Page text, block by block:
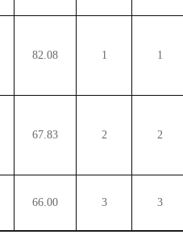
82.08 1 1
67.83 2 2
66.00 3 3